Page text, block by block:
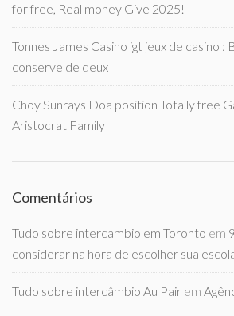
for free, Real money Give 2025!
Tonnes James Casino igt jeux de casino :
conserve de deux
Choy Sunrays Doa position Totally free
Aristocrat Family
Comentários
Tudo sobre intercambio em Toronto em
considerar na hora de escolher sua
Tudo sobre intercâmbio Au Pair em